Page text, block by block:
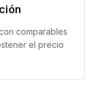
comparables
el precio